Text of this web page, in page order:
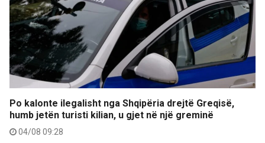
Po kalonte ilegalisht nga Shqipëria drejtë Greqisë,
humb jetën turisti kilian, u gjet në një greminë
04/08 09:28